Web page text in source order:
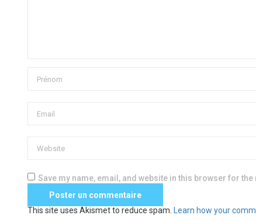
Save my name, email, and website in this browser for the
This site uses Akismet to reduce spam. Learn how your